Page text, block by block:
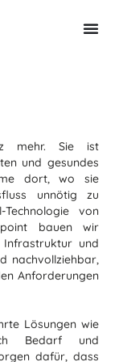
mehr. Sie ist
und gesundes
dort, wo sie
unnötig zu
von
bauen wir
und
nachvollziehbar,
Anforderungen
Lösungen wie
Bedarf und
dafür, dass